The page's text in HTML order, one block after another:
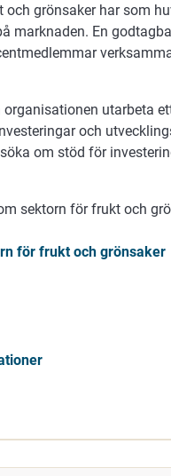
och grönsaker har som
marknaden. En
utarbeta
och
om stöd för
sektorn för frukt och
för frukt och grönsaker